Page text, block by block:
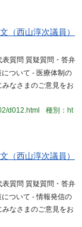
（西山淳次議員）
質問 質疑質問・答弁
について - 医療体制の
なさまのご意見をお
d012.html
種別：ht
（西山淳次議員）
質問 質疑質問・答弁
について - 情報発信の
なさまのご意見をお